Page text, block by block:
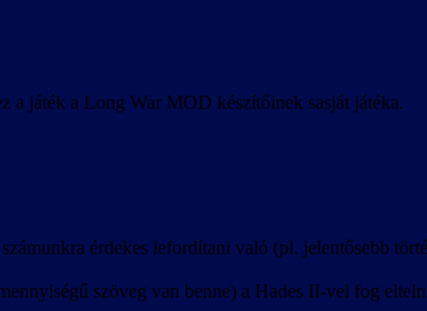
a játék a Long War MOD készítőinek sasját játéka.
érdekes lefordítani való (pl. jelentősebb
szöveg van benne) a Hades II-vel fog